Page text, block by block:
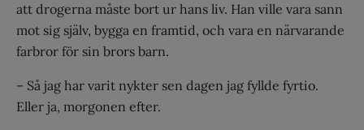
att drogerna måste bort ur hans liv. Han ville vara sann
mot sig själv, bygga en framtid, och vara en närvarande
farbror för sin brors barn.
– Så jag har varit nykter sen dagen jag fyllde fyrtio.
Eller ja, morgonen efter.